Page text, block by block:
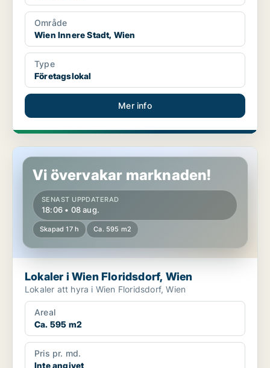
Område
Wien Innere Stadt, Wien
Type
Företagslokal
Mer info
Lokaler i Wien Floridsdorf, Wien
Vi övervakar marknaden!
SENAST UPPDATERAD
18:06 • 08 aug.
Skapad 17 h Ca. 595 m2
Lokaler i Wien Floridsdorf, Wien
Lokaler att hyra i Wien Floridsdorf, Wien
Areal
Ca. 595 m2
Pris pr. md.
Inte angivet